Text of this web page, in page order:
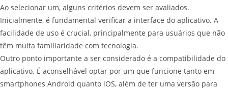
Ao selecionar um, alguns critérios devem ser avaliados.
Inicialmente, é fundamental verificar a interface do aplicativo. A
facilidade de uso é crucial, principalmente para usuários que não
têm muita familiaridade com tecnologia.
Outro ponto importante a ser considerado é a compatibilidade do
aplicativo. É aconselhável optar por um que funcione tanto em
smartphones Android quanto iOS, além de ter uma versão para